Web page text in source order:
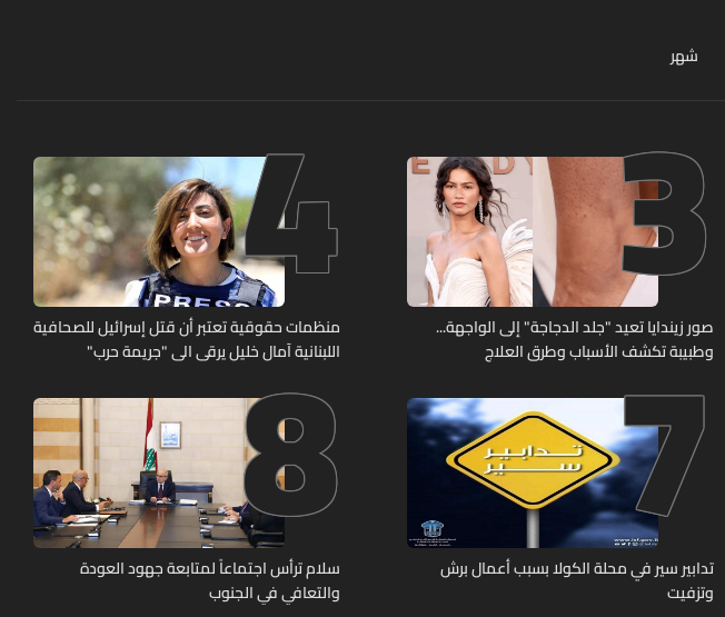
شهر
3
صور زيندايا تعيد "جلد الدجاجة" إلى الواجهة...
وطبيبة تكشف الأسباب وطرق العلاج
4
منظمات حقوقية تعتبر أن قتل إسرائيل للصحافية
اللبنانية آمال خليل يرقى الى "جريمة حرب"
7
تدابير سير في محلة الكولا بسبب أعمال برش
وتزفيت
8
سلام ترأس اجتماعاً لمتابعة جهود العودة
والتعافي في الجنوب